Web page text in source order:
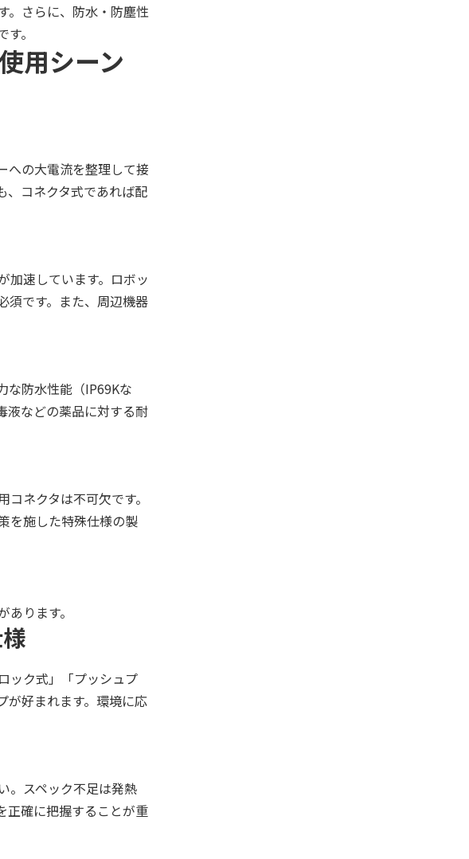
。さらに、防水・防塵性
。
用シーン
への大電流を整理して接
、コネクタ式であれば配
加速しています。ロボッ
須です。また、周辺機器
な防水性能（IP69Kな
液などの薬品に対する耐
ネクタは不可欠です。
を施した特殊仕様の製
ります。
ック式」「プッシュプ
が好まれます。環境に応
。スペック不足は発熱
正確に把握することが重